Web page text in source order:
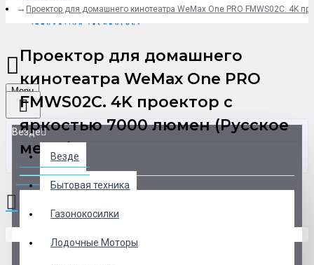
Menu
Везде
Везде
Бытовая техника
Газонокосилки
Лодочные Моторы
0 товар(ов) - 0 р.
Проектор для домашнего кинотеатра WeMax One PRO FMWS02C. 4K
Проектор для домашнего
кинотеатра WeMax One PRO
FMWS02C. 4K проектор с
яркостью 7000 люмен (Русское
меню)